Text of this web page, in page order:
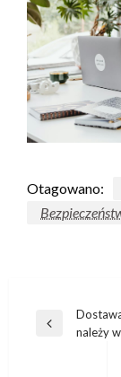
Otagowano:
Nawigacja
wpisu
Poprzedninależy